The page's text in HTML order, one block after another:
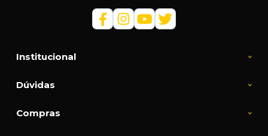
Institucional
Dúvidas
Compras